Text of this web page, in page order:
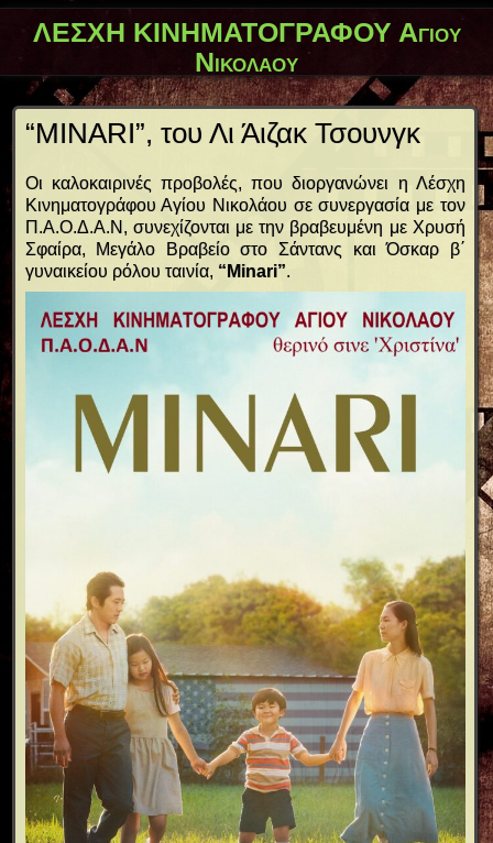
ΛΕΣΧΗ ΚΙΝΗΜΑΤΟΓΡΑΦΟΥ Αγίου
Νικολάου
“MINARI”, του Λι Άιζακ Τσουνγκ
Οι καλοκαιρινές προβολές, που διοργανώνει η Λέσχη
Κινηματογράφου Αγίου Νικολάου σε συνεργασία με τον
Π.Α.Ο.Δ.Α.Ν, συνεχίζονται με την βραβευμένη με Χρυσή
Σφαίρα, Μεγάλο Βραβείο στο Σάντανς και Όσκαρ β΄
γυναικείου ρόλου ταινία, “Minari”.